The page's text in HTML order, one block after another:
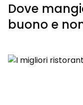
Dove
buono e